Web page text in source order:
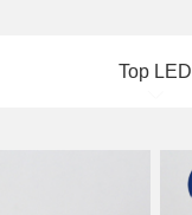
Top LED